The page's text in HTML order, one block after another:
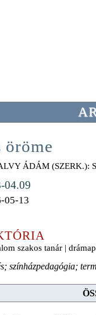
öröme
ÁDÁM (SZERK.):
04.09
05-13
szakos tanár |
színházpedagógia;